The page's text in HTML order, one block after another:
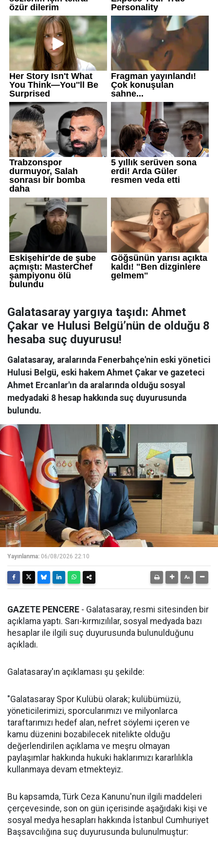
Galatasaray yargıya taşıdı: Ahmet
Çakar ve Hulusi Belgü’nün de olduğu 8
hesaba suç duyurusu!
Galatasaray, aralarında Fenerbahçe'nin eski yönetici
Hulusi Belgü, eski hakem Ahmet Çakar ve gazeteci
Ahmet Ercanlar'ın da aralarında olduğu sosyal
medyadaki 8 hesap hakkında suç duyurusunda
bulundu.
Yayınlanma: 06/08/2026 22:10
GAZETE PENCERE - Galatasaray, resmi sitesinden bir
açıklama yaptı. Sarı-kırmızılılar, sosyal medyada bazı
hesaplar ile ilgili suç duyurusunda bulunulduğunu
açıkladı.
Galatasaray'ın açıklaması şu şekilde:
"Galatasaray Spor Kulübü olarak; kulübümüzü,
yöneticilerimizi, sporcularımızı ve milyonlarca
taraftarımızı hedef alan, nefret söylemi içeren ve
kamu düzenini bozabilecek nitelikte olduğu
değerlendirilen açıklama ve meşru olmayan
paylaşımlar hakkında hukuki haklarımızı kararlılıkla
kullanmaya devam etmekteyiz.
Bu kapsamda, Türk Ceza Kanunu'nun ilgili maddeleri
çerçevesinde, son on gün içerisinde aşağıdaki kişi ve
sosyal medya hesapları hakkında İstanbul Cumhuriyet
Başsavcılığına suç duyurusunda bulunulmuştur: